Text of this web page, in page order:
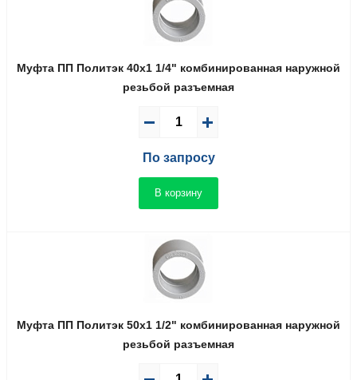
Муфта ПП Политэк 40x1 1/4" комбинированная наружной
резьбой разъемная
По запросу
В корзину
Муфта ПП Политэк 50x1 1/2" комбинированная наружной
резьбой разъемная